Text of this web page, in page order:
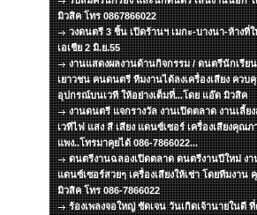
มิวสิค โทร 0867866022
วงดนตรี 3 ชิ้น เปิดร้านฯ เมกะ-บางนา-ห้างที่
เอเชีย 2 มิ.ย.55
งานแสดงผลงานด้านกิจกรรม / ดนตรีนักเรีย
เยาวชน คนดนตรี ทีมงานได้ลงเครื่องเสียง ควบ
อุปกรณ์บนเวที ให้อย่างเต็มที่...โดย แอ๊ด มิวสิค
งานดนตรี แจกรางวัล งานเปิดตลาด งานเลี้ย
เวทีไฟ แสง สี เสียง แดนซ์เซอร์ เครื่องเสียงคุณภ
แพง..โทรมาคุยได้ 086-7866022...
ดนตรีงานฉลองเปิดตลาด ดนตรีงานปีใหม่ งา
แดนซ์เซอร์สวยๆ เครื่องเสียงให้เช่า โดยทีมงาน
มิวสิค โทร 086-7866022
ร้องเพลงจอใหญ่ ชัดเจน วันเกิดเจ้านายในดี